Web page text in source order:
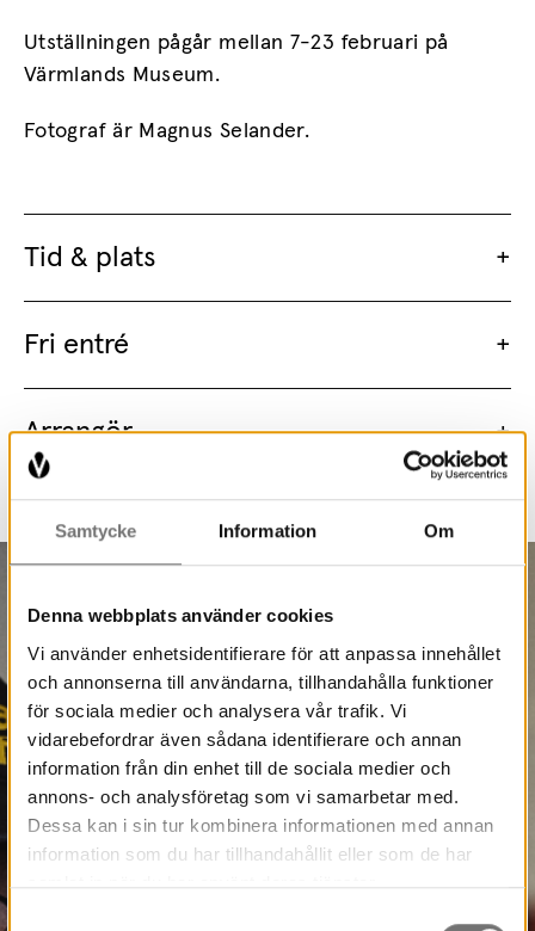
Samtycke Information Om
Denna webbplats använder cookies
Vi använder enhetsidentifierare för att anpassa innehållet
och annonserna till användarna, tillhandahålla funktioner
för sociala medier och analysera vår trafik. Vi
vidarebefordrar även sådana identifierare och annan
information från din enhet till de sociala medier och
annons- och analysföretag som vi samarbetar med.
Dessa kan i sin tur kombinera informationen med annan
information som du har tillhandahållit eller som de har
samlat in när du har använt deras tjänster.
Utställningen pågår mellan 7-23 februari på
Värmlands Museum.
Fotograf är Magnus Selander.
Tid & plats
Fri entré
Arrangör